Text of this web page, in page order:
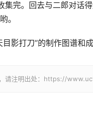
集完。回去与二郎对话
。
影打刀”的制作图谱和成
请注明出处：https://